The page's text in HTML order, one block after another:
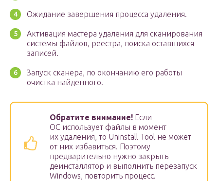
Ожидание завершения процесса удаления.
Активация мастера удаления для сканирования
системы файлов, реестра, поиска оставшихся
записей.
Запуск сканера, по окончанию его работы
очистка найденного.
Обратите внимание! Если
ОС использует файлы в момент
их удаления, то Uninstall Tool не может
от них избавиться. Поэтому
предварительно нужно закрыть
деинсталлятор и выполнить перезапуск
Windows, повторить процесс.